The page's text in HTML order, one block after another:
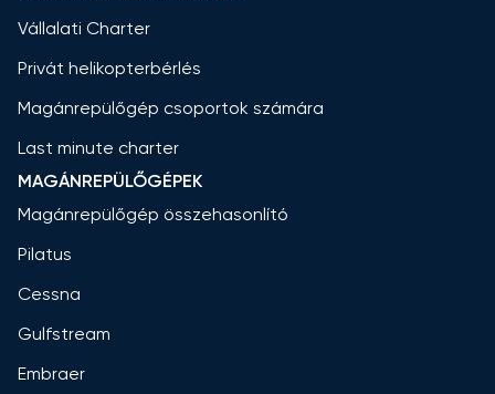
Vállalati Charter
Privát helikopterbérlés
Magánrepülőgép csoportok számára
Last minute charter
MAGÁNREPÜLŐGÉPEK
Magánrepülőgép összehasonlító
Pilatus
Cessna
Gulfstream
Embraer